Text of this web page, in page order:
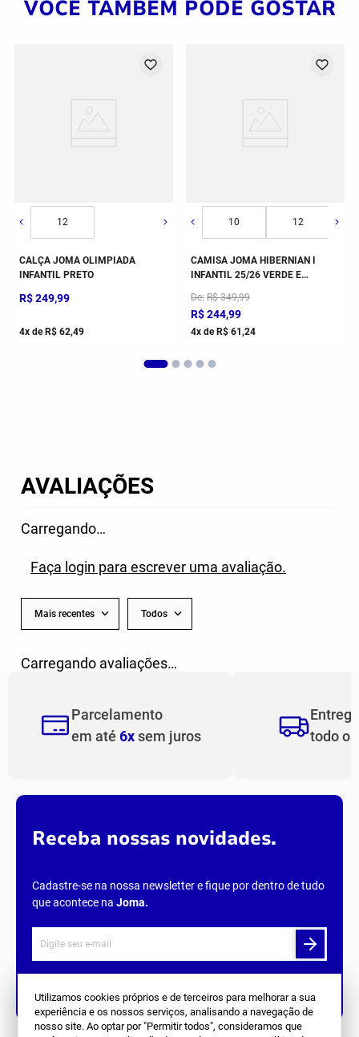
Utilizamos cookies próprios e de terceiros para melhorar a sua
experiência e os nossos serviços, analisando a navegação de
nosso site. Ao optar por "Permitir todos", consideramos que
VOCÊ TAMBÉM PODE GOSTAR
14 12
CALÇA JOMA OLIMPIADA
INFANTIL PRETO
R$249,99
4x de R$ 62,49
10 12
CAMISA JOMA HIBERNIAN I
INFANTIL 25/26 VERDE E
BRANCO
De R$ 349,99
R$244,99
4x de R$ 61 ,24
AVALIAÇÕES
Carregando…
Faça login para escrever uma avaliação.
Mais recentes Todos
Carregando avaliações…
Parcelamento
em até 6xsem juros
todo o
Receba nossas novidades.
Cadastre-se na nossa newsletter e fique por dentro de tudo
que acontece na Joma.
Siga Nos